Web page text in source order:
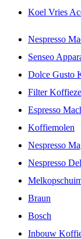
Koel Vries
Nespresso
Senseo
Dolce Gusto
Filter
Espresso
Koffiemolen
Nespresso
Nespresso
Braun
Bosch
Inbouw